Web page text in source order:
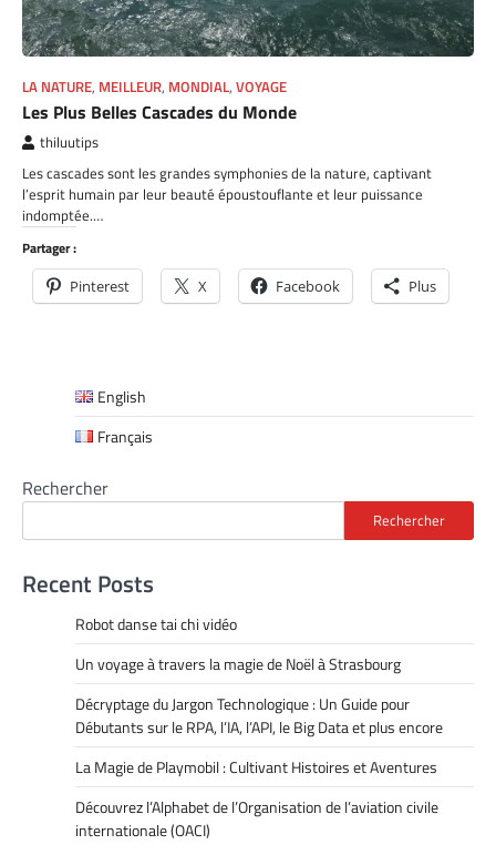
LA NATURE, MEILLEUR, MONDIAL, VOYAGE
Les Plus Belles Cascades du Monde
thiluutips
Les cascades sont les grandes symphonies de la nature, captivant
l’esprit humain par leur beauté époustouflante et leur puissance
indomptée.…
Partager :
Pinterest X Facebook Plus
English
Français
Rechercher
Rechercher
Recent Posts
Robot danse tai chi vidéo
Un voyage à travers la magie de Noël à Strasbourg
Décryptage du Jargon Technologique : Un Guide pour
Débutants sur le RPA, l’IA, l’API, le Big Data et plus encore
La Magie de Playmobil : Cultivant Histoires et Aventures
Découvrez l’Alphabet de l’Organisation de l’aviation civile
internationale (OACI)